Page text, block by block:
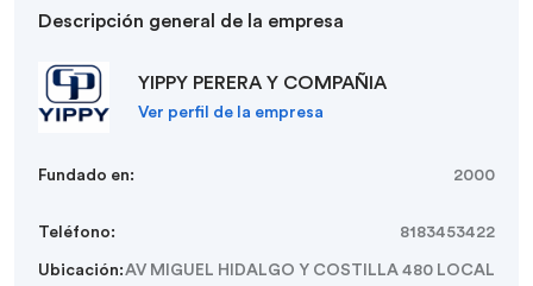
Descripción general de la empresa
YIPPY PERERA Y COMPAÑIA
Ver perfil de la empresa
Fundado en: 2000
Teléfono: 8183453422
Ubicación:AV MIGUEL HIDALGO Y COSTILLA 480 LOCAL